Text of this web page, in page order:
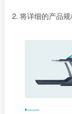
2. 将详细的产品规